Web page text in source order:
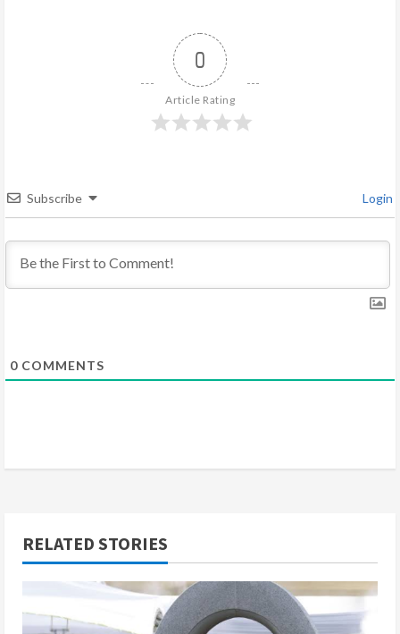
d
i
n
0
Article Rating
Subscribe Login
0 COMMENTS
RELATED STORIES